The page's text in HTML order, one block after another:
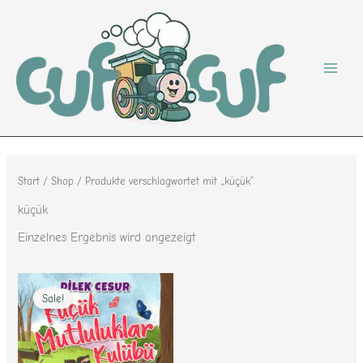
Start /Shop / Produkte verschlagwortet mit „küçük“
küçük
Einzelnes Ergebnis wird angezeigt
Sale!
Ursprünglicher
Preis
war:
10,95 €
Aktueller
Preis
ist:
9,95 €.